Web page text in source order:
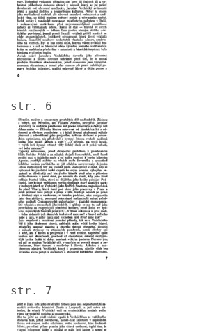
str. 6
Image
str. 7
Image